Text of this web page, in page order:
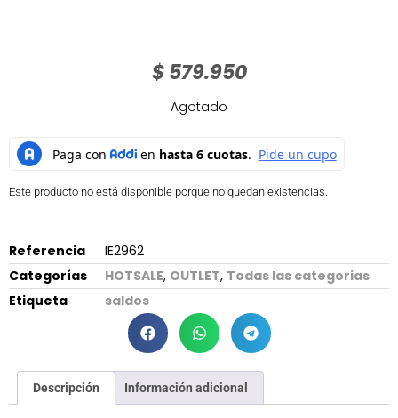
$579.950
Agotado
Este producto no está disponible porque no quedan existencias.
Referencia
IE2962
Categorías
HOTSALE, OUTLET, Todas las categorias
Etiqueta
saldos
Descripción Información adicional